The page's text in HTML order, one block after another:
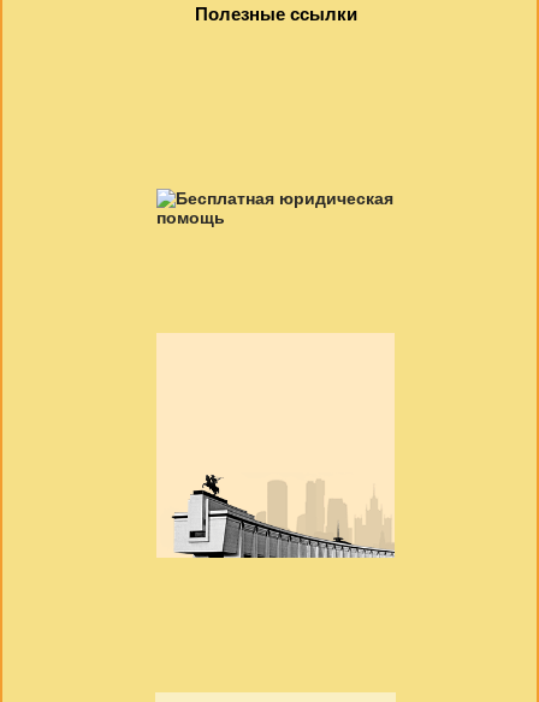
Полезные ссылки